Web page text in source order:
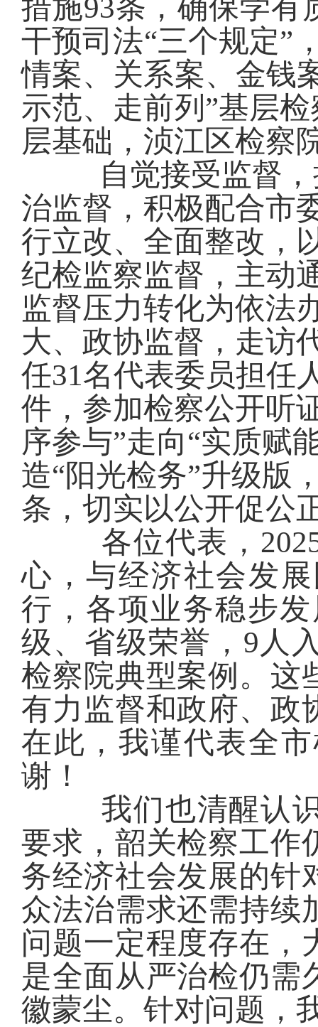
措施93条，确保学有
干预司法“三个规定”
情案、关系案、金钱
示范、走前列”基层
层基础，浈江区检察
自觉接受监督
治监督，积极配合市
行立改、 全面整改，
纪检监察监督，主动
监督压力转化为依法
大、政协监督 ， 走访
任31名代表委员担任
件，参加检察公开听
序参与”走向“实质赋
造“阳光检务”升级版
条，切实以公开促公
各位代表，
心，与经济社会发
行，各项业务稳步
级、省级荣誉 ， 9 人
检察院典型案例。 这
有力监督和政府、政
在此，我谨代表全
谢！
我们也清醒认
要求，韶关检察工作
务经济社会发展的针
众法治需求还需持续
问题一定程度存在，
是全面从严治检仍需
徽蒙尘。 针对问题，